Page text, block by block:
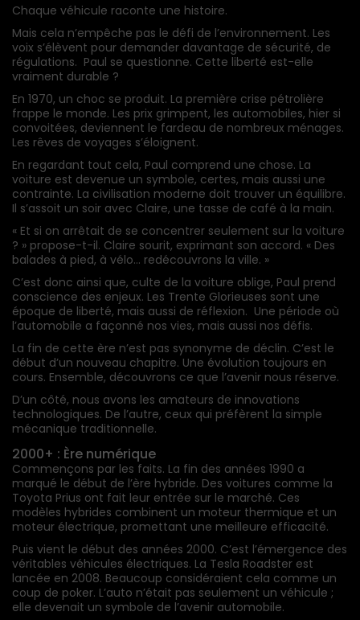
Chaque véhicule raconte une histoire.
Mais cela n’empêche pas le défi de l’environnement. Les
voix s’élèvent pour demander davantage de sécurité, de
régulations. Paul se questionne. Cette liberté est-elle
vraiment durable ?
En 1970, un choc se produit. La première crise pétrolière
frappe le monde. Les prix grimpent, les automobiles, hier si
convoitées, deviennent le fardeau de nombreux ménages.
Les rêves de voyages s’éloignent.
En regardant tout cela, Paul comprend une chose. La
voiture est devenue un symbole, certes, mais aussi une
contrainte. La civilisation moderne doit trouver un équilibre.
Il s’assoit un soir avec Claire, une tasse de café à la main.
« Et si on arrêtait de se concentrer seulement sur la voiture
? » propose-t-il. Claire sourit, exprimant son accord. « Des
balades à pied, à vélo… redécouvrons la ville. »
C’est donc ainsi que, culte de la voiture oblige, Paul prend
conscience des enjeux. Les Trente Glorieuses sont une
époque de liberté, mais aussi de réflexion. Une période où
l’automobile a façonné nos vies, mais aussi nos défis.
La fin de cette ère n’est pas synonyme de déclin. C’est le
début d’un nouveau chapitre. Une évolution toujours en
cours. Ensemble, découvrons ce que l’avenir nous réserve.
D’un côté, nous avons les amateurs de innovations
technologiques. De l’autre, ceux qui préfèrent la simple
mécanique traditionnelle.
2000+ : Ère numérique
Commençons par les faits. La fin des années 1990 a
marqué le début de l’ère hybride. Des voitures comme la
Toyota Prius ont fait leur entrée sur le marché. Ces
modèles hybrides combinent un moteur thermique et un
moteur électrique, promettant une meilleure efficacité.
Puis vient le début des années 2000. C’est l’émergence des
véritables véhicules électriques. La Tesla Roadster est
lancée en 2008. Beaucoup considéraient cela comme un
coup de poker. L’auto n’était pas seulement un véhicule ;
elle devenait un symbole de l’avenir automobile.